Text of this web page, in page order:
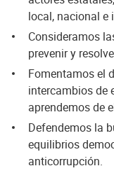
local, nacional e
Consideramos
prevenir y
Fomentamos el
intercambios de
aprendemos de
Defendemos la
equilibrios
anticorrupción.